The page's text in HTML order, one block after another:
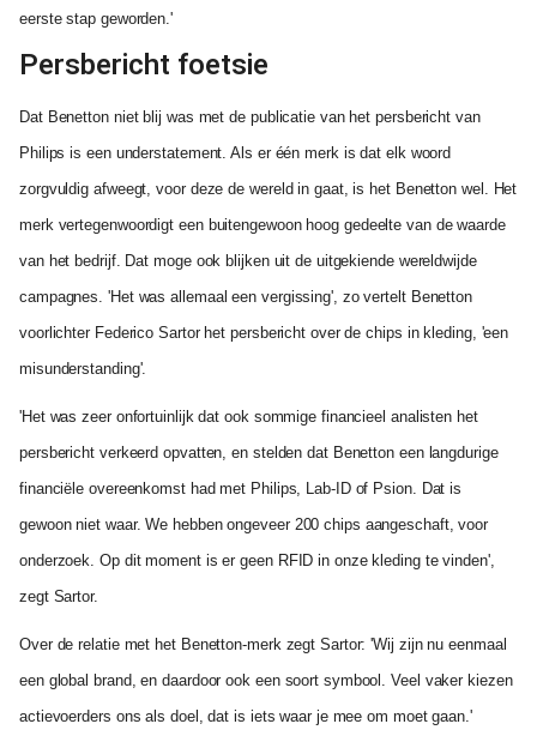
eerste stap geworden.'
Persbericht foetsie
Dat Benetton niet blij was met de publicatie van het persbericht van
Philips is een understatement. Als er één merk is dat elk woord
zorgvuldig afweegt, voor deze de wereld in gaat, is het Benetton wel. Het
merk vertegenwoordigt een buitengewoon hoog gedeelte van de waarde
van het bedrijf. Dat moge ook blijken uit de uitgekiende wereldwijde
campagnes. 'Het was allemaal een vergissing', zo vertelt Benetton
voorlichter Federico Sartor het persbericht over de chips in kleding, 'een
misunderstanding'.
'Het was zeer onfortuinlijk dat ook sommige financieel analisten het
persbericht verkeerd opvatten, en stelden dat Benetton een langdurige
financiële overeenkomst had met Philips, Lab-ID of Psion. Dat is
gewoon niet waar. We hebben ongeveer 200 chips aangeschaft, voor
onderzoek. Op dit moment is er geen RFID in onze kleding te vinden',
zegt Sartor.
Over de relatie met het Benetton-merk zegt Sartor: 'Wij zijn nu eenmaal
een global brand, en daardoor ook een soort symbool. Veel vaker kiezen
actievoerders ons als doel, dat is iets waar je mee om moet gaan.'